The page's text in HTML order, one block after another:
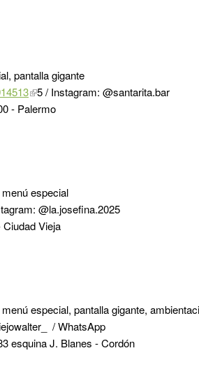
pantalla gigante
5 / Instagram: @santarita.bar
- Palermo
especial
@la.josefina.2025
Vieja
especial, pantalla gigante,
/ WhatsApp
esquina J. Blanes - Cordón